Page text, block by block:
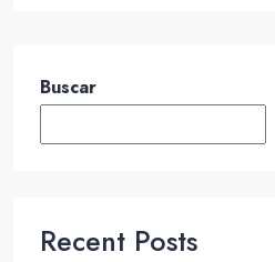
Buscar
Recent Posts